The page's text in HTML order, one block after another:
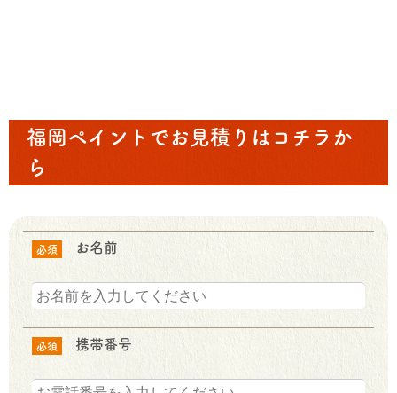
福岡ペイントでお見積りはコチラか
ら
必須 お名前
必須 携帯番号